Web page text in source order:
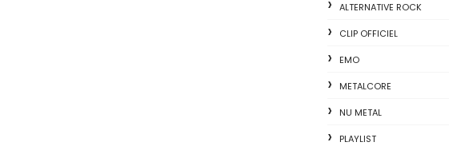
ALTERNATIVE ROCK
CLIP OFFICIEL
EMO
METALCORE
NU METAL
PLAYLIST